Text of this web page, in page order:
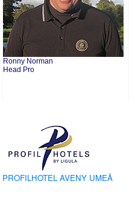
Ronny Norman
Head Pro
PROFILHOTEL AVENY UMEÅ